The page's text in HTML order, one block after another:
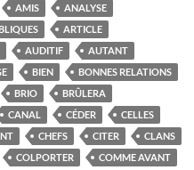
AMIS
ANALYSE
ARTICLE
AUDITIF
AUTANT
BIEN
BONNES RELATIONS
BRIO
BRÛLERA
CANAL CÉDER
CELLES
CHEFS CITER
CLANS
COLPORTER
COMME AVANT